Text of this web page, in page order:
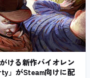
ける新作バイオレン
」がSteam向けに配